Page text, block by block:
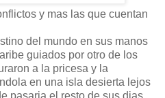
y mas las que cuentan
del mundo en sus manos
guiados por otro de los
a la pricesa y la
en una isla desierta lejos
pasaria el resto de sus dias